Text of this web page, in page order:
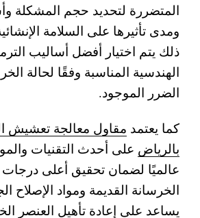
المتضررة لتحديد حجم المشكلة
ومدى تأثيرها على السلامة
ذلك يتم اختيار أفضل أساليب
الهندسية المناسبة وفقًا لحالة
الضرر الموجود.
كما يعتمد مقاول معالجة تعشيش
بالرياض على أحدث التقنيات
عالميًا لضمان تحقيق أعلى درجات
الخرسانة القديمة ومواد الإصلاح
يساعد على إعادة تأهيل العنصر